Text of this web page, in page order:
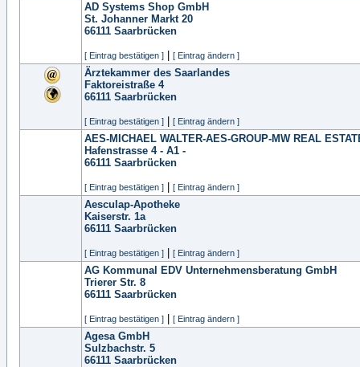
AD Systems Shop GmbH
St. Johanner Markt 20
66111 Saarbrücken
[ Eintrag bestätigen ] [ Eintrag ändern ]
Ärztekammer des Saarlandes
Faktoreistraße 4
66111 Saarbrücken
[ Eintrag bestätigen ] [ Eintrag ändern ]
AES-MICHAEL WALTER-AES-GROUP-MW REAL
Hafenstrasse 4 - A1 -
66111 Saarbrücken
[ Eintrag bestätigen ] [ Eintrag ändern ]
Aesculap-Apotheke
Kaiserstr. 1a
66111 Saarbrücken
[ Eintrag bestätigen ] [ Eintrag ändern ]
AG Kommunal EDV Unternehmensberatung GmbH
Trierer Str. 8
66111 Saarbrücken
[ Eintrag bestätigen ] [ Eintrag ändern ]
Agesa GmbH
Sulzbachstr. 5
66111 Saarbrücken